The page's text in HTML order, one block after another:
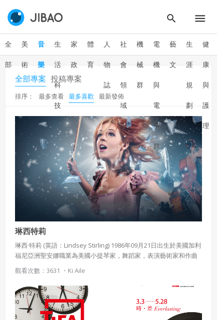
全
部
美
術
音
樂
生
活
科
技
家
政
體
育
人
物
誌
社
會
領
域
機
械
群
電
機
與
電
子
群
藝
文
生
涯
規
劃
健
康
與
護
理
全部專案 投稿專案
排序： 最多查看 最多喜歡 最新發佈
琳西特莉
琳西·特莉 (英語：Lindsey Stirling) 1986年09月21日出生於美國加利
福尼亞洲聖安娜職業為美國小提琴家，舞蹈家，表演藝術家和作曲
家，畢業於楊百翰大學的電影學院休閒治療專業，曾在紐約市擔任
摩爾門傳教士。
觀看次數：3631 ・ Ki Aile